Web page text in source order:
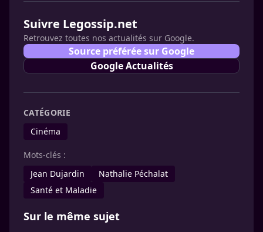
Suivre Legossip.net
Retrouvez toutes nos actualités sur Google.
Source préférée sur Google
Google Actualités
CATÉGORIE
Cinéma
Mots-clés :
Jean Dujardin
Nathalie Péchalat
Santé et Maladie
Sur le même sujet